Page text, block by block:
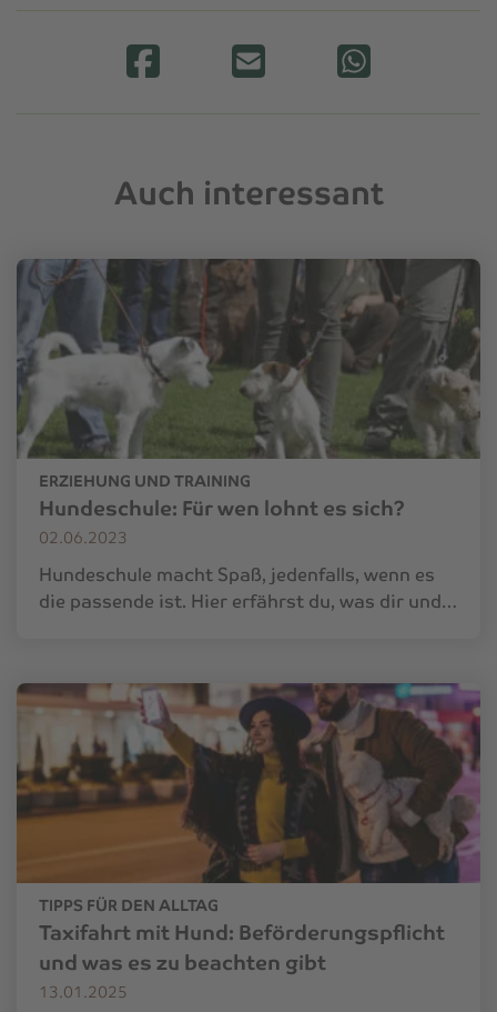
Auch interessant
ERZIEHUNG UND TRAINING
Hundeschule: Für wen lohnt es sich?
02.06.2023
Hundeschule macht Spaß, jedenfalls, wenn es
die passende ist. Hier erfährst du, was dir und…
TIPPS FÜR DEN ALLTAG
Taxifahrt mit Hund: Beförderungspflicht
und was es zu beachten gibt
13.01.2025